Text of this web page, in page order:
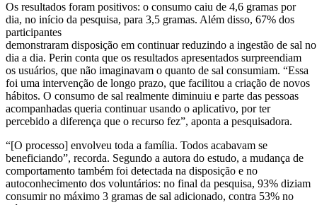
Os resultados foram positivos: o consumo caiu de 4,6 gramas por
dia, no início da pesquisa, para 3,5 gramas. Além disso, 67% dos
participantes
demonstraram disposição em continuar reduzindo a ingestão de sal no
dia a dia. Perin conta que os resultados apresentados surpreendiam
os usuários, que não imaginavam o quanto de sal consumiam. “Essa
foi uma intervenção de longo prazo, que facilitou a criação de novos
hábitos. O consumo de sal realmente diminuiu e parte das pessoas
acompanhadas queria continuar usando o aplicativo, por ter
percebido a diferença que o recurso fez”, aponta a pesquisadora.
“[O processo] envolveu toda a família. Todos acabavam se
beneficiando”, recorda. Segundo a autora do estudo, a mudança de
comportamento também foi detectada na disposição e no
autoconhecimento dos voluntários: no final da pesquisa, 93% diziam
consumir no máximo 3 gramas de sal adicionado, contra 53% no